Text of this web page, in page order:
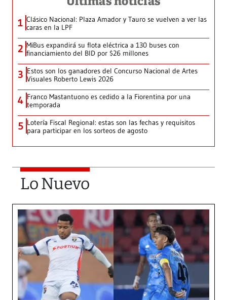
1 Clásico Nacional: Plaza Amador y Tauro se vuelven a ver las
caras en la LPF
2 MiBus expandirá su flota eléctrica a 130 buses con
financiamiento del BID por $26 millones
3 Estos son los ganadores del Concurso Nacional de Artes
Visuales Roberto Lewis 2026
4 Franco Mastantuono es cedido a la Fiorentina por una
temporada
5 Lotería Fiscal Regional: estas son las fechas y requisitos
para participar en los sorteos de agosto
Lo Nuevo